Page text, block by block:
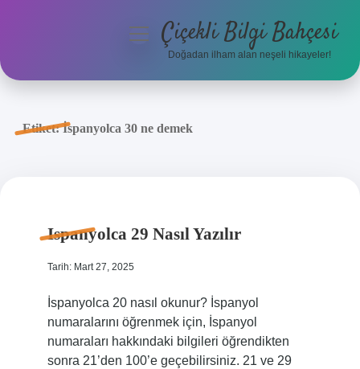
Anasayfa
menüyüÇiçekli Bilgi Bahçesi
Doğadan ilham alan neşeli hikayeler!
Etiket:İspanyolca 30 ne demek
Ispanyolca 29 Nasıl Yazılır
Tarih: Mart 27, 2025
İspanyolca 20 nasıl okunur? İspanyol
numaralarını öğrenmek için, İspanyol
numaraları hakkındaki bilgileri öğrendikten
sonra 21’den 100’e geçebilirsiniz. 21 ve 29